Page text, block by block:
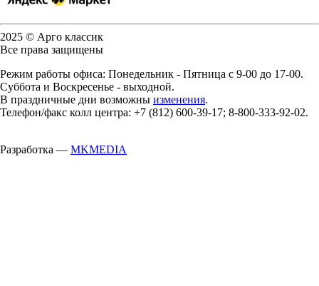
2025 © Арго классик
Все права защищены
Режим работы офиса: Понедельник - Пятница с 9-00 до 17-00.
Суббота и Воскресенье - выходной.
В праздничные дни возможны изменения.
Телефон/факс колл центра: +7 (812) 600-39-17; 8-800-333-92-02.
Разработка — MKMEDIA